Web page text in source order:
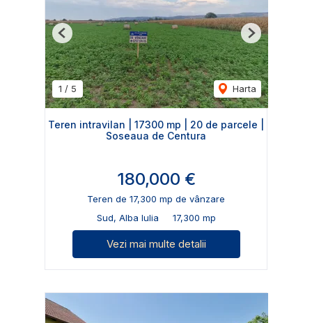
1 / 5 Harta
Previous Next
Teren intravilan | 17300 mp | 20 de parcele |
Soseaua de Centura
180,000 €
Teren de 17,300 mp de vânzare
Sud, Alba Iulia
17,300 mp
Vezi mai multe detalii